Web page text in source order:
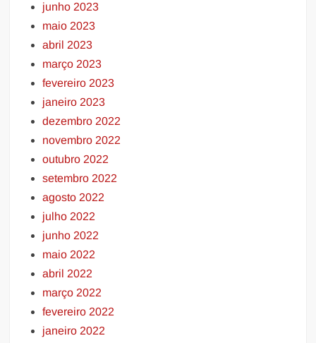
junho 2023
maio 2023
abril 2023
março 2023
fevereiro 2023
janeiro 2023
dezembro 2022
novembro 2022
outubro 2022
setembro 2022
agosto 2022
julho 2022
junho 2022
maio 2022
abril 2022
março 2022
fevereiro 2022
janeiro 2022